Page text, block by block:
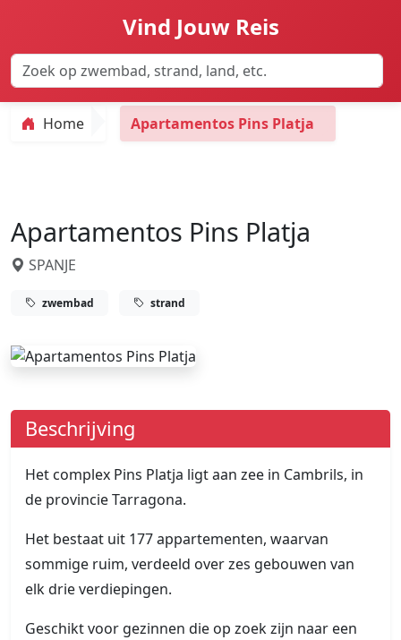
Vind Jouw Reis
Home Apartamentos Pins Platja
Apartamentos Pins Platja
SPANJE
zwembad strand
Beschrijving
Het complex Pins Platja ligt aan zee in Cambrils, in
de provincie Tarragona.
Het bestaat uit 177 appartementen, waarvan
sommige ruim, verdeeld over zes gebouwen van
elk drie verdiepingen.
Geschikt voor gezinnen die op zoek zijn naar een